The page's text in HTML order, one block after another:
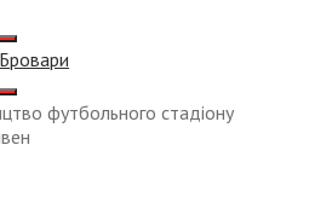
футбольного стадіону